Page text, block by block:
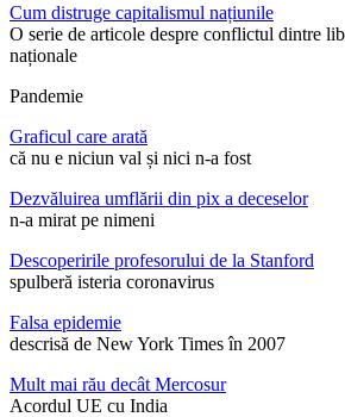
Cum distruge capitalismul națiunile
O serie de articole despre conflictul dintre
naționale
Pandemie
Graficul care arată
că nu e niciun val și nici n-a fost
Dezvăluirea umflării din pix a deceselor
n-a mirat pe nimeni
Descoperirile profesorului de la Stanford
spulberă isteria coronavirus
Falsa epidemie
descrisă de New York Times în 2007
Mult mai rău decât Mercosur
Acordul UE cu India